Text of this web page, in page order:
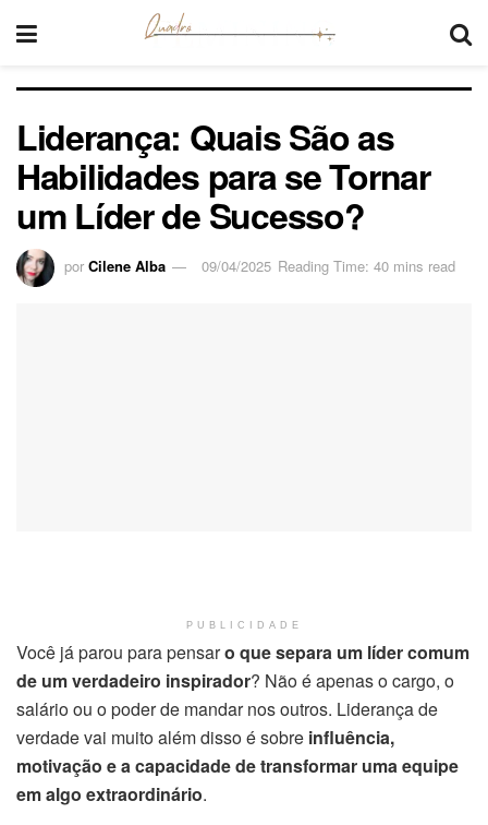
Liderança: Quais São as
Habilidades para se Tornar
um Líder de Sucesso?
por Cilene Alba 09/04/2025 Reading Time: 40 mins read
PUBLICIDADE
Você já parou para pensaro que separa um líder comum
de um verdadeiro inspirador? Não é apenas o cargo, o
salário ou o poder de mandar nos outros. Liderança de
verdade vai muito além disso é sobre influência,
motivação e a capacidade de transformar uma equipe
em algo extraordinário.